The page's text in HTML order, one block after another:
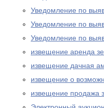
Уведомление по
Уведомление по
Уведомление по
извещение аренда
извещение дачная
извещение о
извещение продажа